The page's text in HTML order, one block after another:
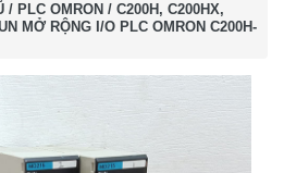
/ PLC OMRON / C200H, C200HX,
MỞ RỘNG I/O PLC OMRON C200H-